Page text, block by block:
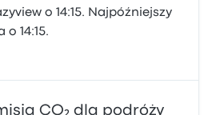
o 14:15. Najpóźniejszy
14:15.
CO₂ dla podróży